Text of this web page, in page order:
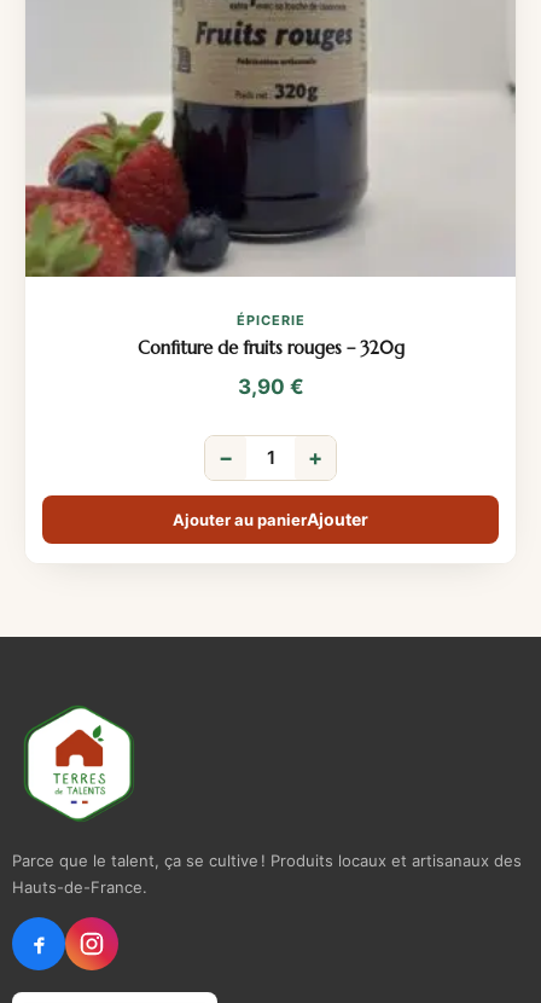
ÉPICERIE
Confiture de fruits rouges – 320g
3,90 €
− +
Ajouter au panier
Parce que le talent, ça se cultive ! Produits locaux et artisanaux des
Hauts-de-France.